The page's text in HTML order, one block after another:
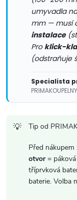
ý
p
umyvadla
mm — musí
instalace
Pro klick-
(odstraňuje
Specialista
Tip od
Před
otvor=
tříprvková
baterie. Volba